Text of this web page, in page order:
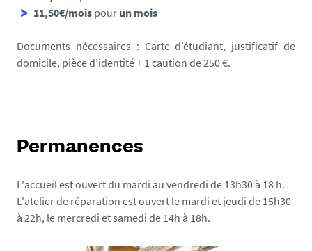
11,50€/mois pour un mois
Documents nécessaires : Carte d’étudiant, justificatif de
domicile, pièce d’identité + 1 caution de 250 €.
Permanences
L'accueil est ouvert du mardi au vendredi de 13h30 à 18 h.
L'atelier de réparation est ouvert le mardi et jeudi de 15h30
à 22h, le mercredi et samedi de 14h à 18h.